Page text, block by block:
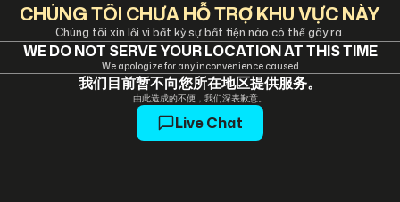
CHÚNG TÔI CHƯA HỖ TRỢ KHU VỰC NÀY
Chúng tôi xin lỗi vì bất kỳ sự bất tiện nào có thể gây ra.
WE DO NOT SERVE YOUR LOCATION AT THIS TIME
We apologize for any inconvenience caused
我们目前暂不向您所在地区提供服务。
由此造成的不便，我们深表歉意。
Live Chat